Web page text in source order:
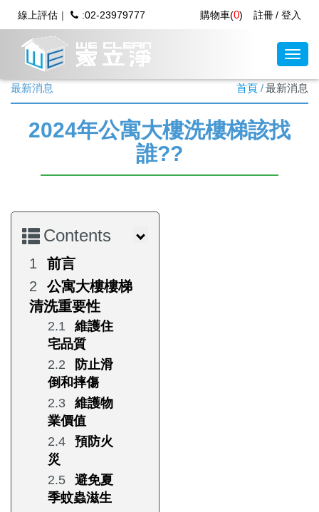
線上評估 :02-23979777 註冊 登入
購物車(0)
最新消息 首頁 最新消息
2024年公寓大樓洗樓梯該找
誰??
Contents
前言
公寓大樓樓梯
清洗重要性
維護住
宅品質
防止滑
倒和摔傷
維護物
業價值
預防火
災
避免夏
季蚊蟲滋生